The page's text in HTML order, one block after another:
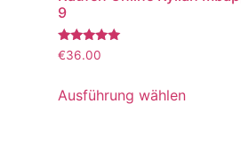
9
Bewertet
mit
von 5
€36.00
Ausführung wählen